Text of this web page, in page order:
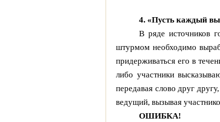
4. «Пусть каждый
В ряде источников
штурмом необходимо
придерживаться его в
либо участники
передавая слово друг
ведущий, вызывая
ОШИБКА!